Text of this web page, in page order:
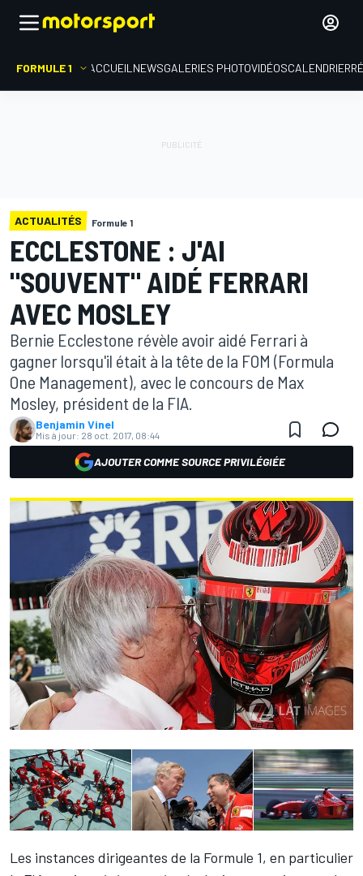
FORMULE 1 ACCUEIL NEWSGALERIES PHOTOVIDÉOSCALENDRIER
ACTUALITÉS Formule 1
ECCLESTONE : J'AI
"SOUVENT" AIDÉ FERRARI
AVEC MOSLEY
Bernie Ecclestone révèle avoir aidé Ferrari à
gagner lorsqu'il était à la tête de la FOM (Formula
One Management), avec le concours de Max
Mosley, président de la FIA.
Benjamin Vinel
Mis à jour: 28 oct. 2017, 08:44
AJOUTER COMME SOURCE PRIVILÉGIÉE
Les instances dirigeantes de la Formule 1, en particulier